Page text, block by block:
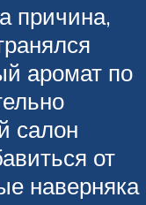
причина,
аромат по
салон
от
наверняка